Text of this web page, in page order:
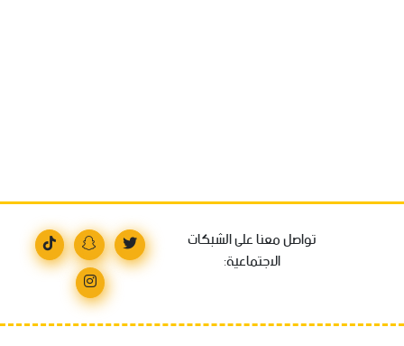
تواصل معنا على الشبكات
الاجتماعية: